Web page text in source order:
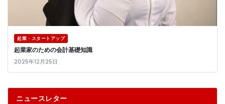
起業・スタートアップ
起業家のための会計基礎知識
2025年12月25日
ニュースレター